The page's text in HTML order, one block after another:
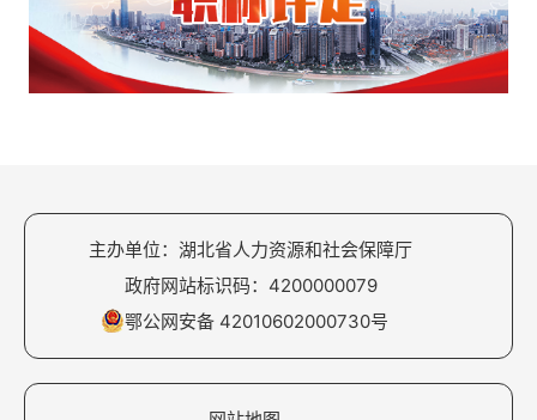
主办单位：湖北省人力资源和社会保障厅
政府网站标识码：4200000079
鄂公网安备 42010602000730号